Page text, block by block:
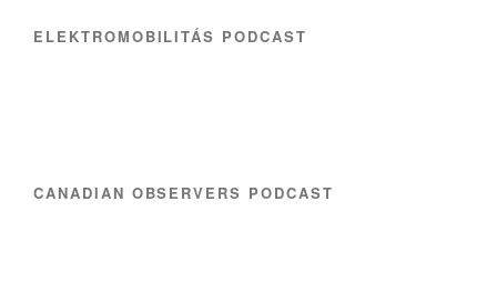
ELEKTROMOBILITÁS PODCAST
CANADIAN OBSERVERS PODCAST